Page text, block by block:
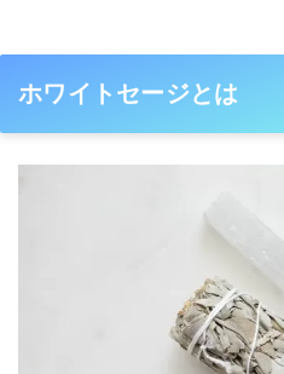
ホワイトセージとは